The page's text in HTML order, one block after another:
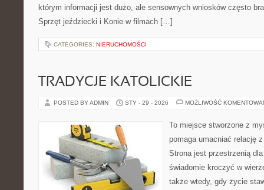
którym informacji jest dużo, ale sensownych wniosków często
Sprzęt jeździecki i Konie w filmach […]
CATEGORIES: NIERUCHOMOŚCI
TRADYCJE KATOLICKIE
POSTED BY ADMIN STY - 29 - 2026 MOŻLIWOŚĆ
To miejsce stworzone z
pomaga umacniać relację
Strona jest przestrzenią
świadomie kroczyć w
także wtedy, gdy życie